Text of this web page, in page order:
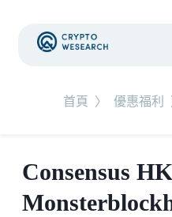
首頁 〉 優惠福利
Consensus